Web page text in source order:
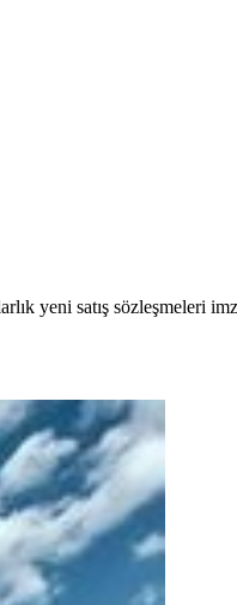
yeni satış sözleşmeleri